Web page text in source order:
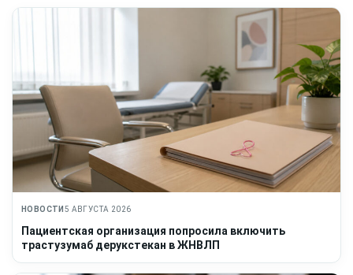
НОВОСТИ 5 АВГУСТА 2026
Пациентская организация попросила включить
трастузумаб дерукстекан в ЖНВЛП